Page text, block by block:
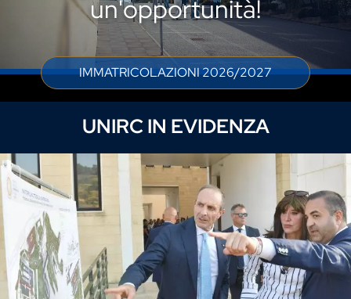
un'opportunità!
IMMATRICOLAZIONI 2026/2027
UNIRC IN EVIDENZA